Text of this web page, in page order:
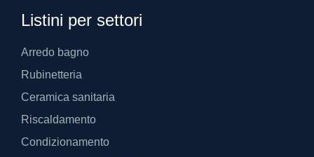
Listini per settori
Arredo bagno
Rubinetteria
Ceramica sanitaria
Riscaldamento
Condizionamento